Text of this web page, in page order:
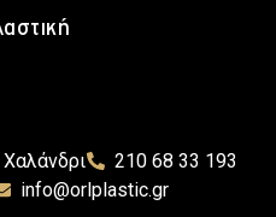
210 68 33 193
info@orlplastic.gr